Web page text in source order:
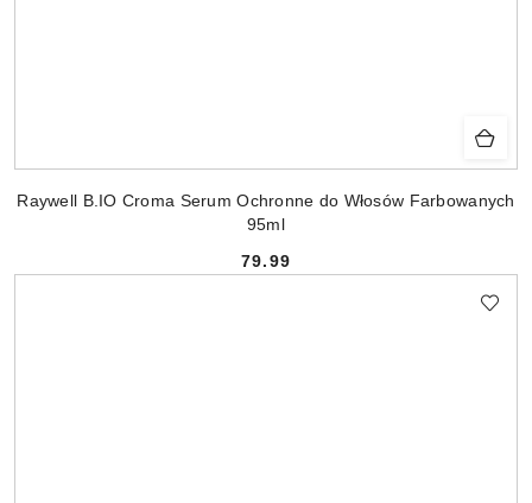
Raywell B.IO Croma Serum Ochronne do Włosów Farbowanych
95ml
Cena:
79.99